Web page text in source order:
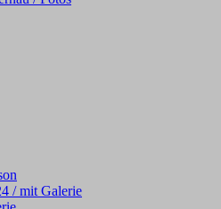
/ mit Galerie